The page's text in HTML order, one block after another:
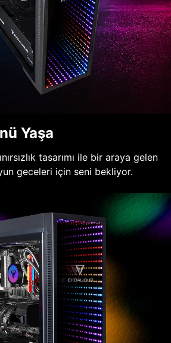
Yaşa
tasarımı ile bir araya gelen
geceleri için seni bekliyor.